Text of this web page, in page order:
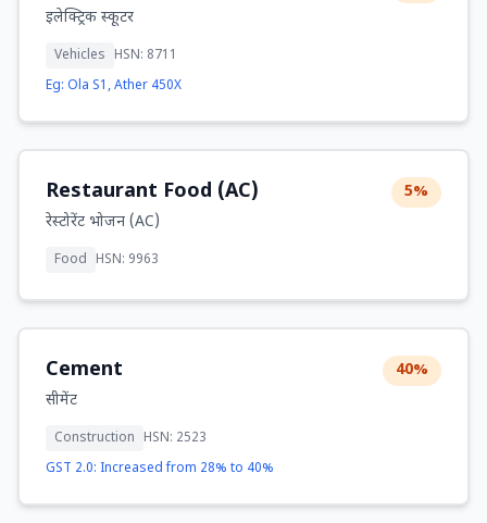
इलेक्ट्रिक स्कूटर
Vehicles
HSN: 8711
Eg: Ola S1, Ather 450X
Restaurant Food (AC)
रेस्टोरेंट भोजन (AC)
5%
Food HSN: 9963
Cement
सीमेंट
40%
Construction
HSN: 2523
GST 2.0: Increased from 28% to 40%